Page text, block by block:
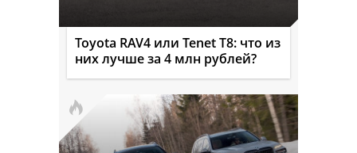
Toyota RAV4 или Tenet T8: что из
них лучше за 4 млн рублей?